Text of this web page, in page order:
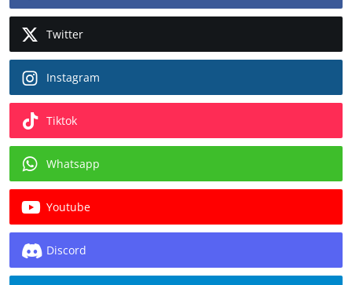
Twitter
Instagram
Tiktok
Whatsapp
Youtube
Discord